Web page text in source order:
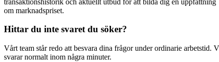
om marknadspriset.
Hittar du inte svaret du söker?
Vårt team står redo att besvara dina frågor under ordinarie arbetstid.
svarar normalt inom några minuter.